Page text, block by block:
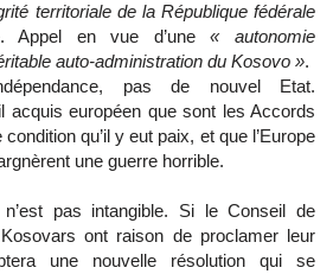
territoriale de la République fédérale
. Appel en vue d’une« autonomie
auto-administration du Kosovo ».
pas de nouvel Etat.
acquis européen que sont les Accords
condition qu’il y eut paix, et que l’Europe
une guerre horrible.
pas intangible. Si le Conseil de
ont raison de proclamer leur
une nouvelle résolution qui se